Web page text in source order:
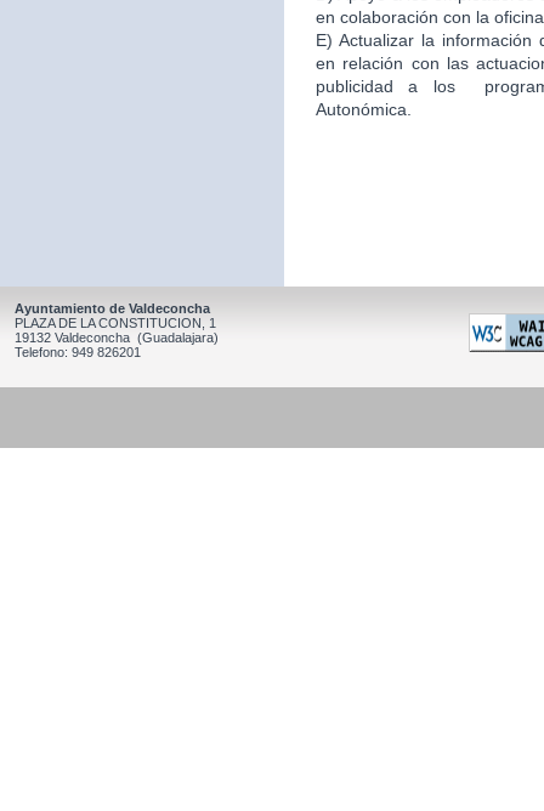
en colaboración con la
E) Actualizar la
en relación con las
publicidad a los
Autonómica.
Ayuntamiento de Valdeconcha
PLAZA DE LA CONSTITUCION, 1
19132 Valdeconcha (Guadalajara)
Telefono: 949 826201